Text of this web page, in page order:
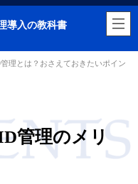
導入の教科書
理とは？おさえておきたいポイン
管理のメリ